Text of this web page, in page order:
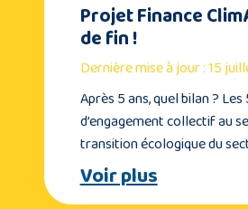
Projet Finance
de fin !
Dernière mise à jour : 15
Après 5 ans, quel bilan ? Les
d’engagement collectif au
transition écologique du
Voir plus